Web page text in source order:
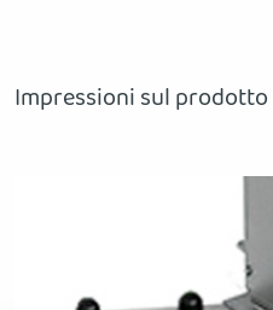
Impressioni sul prodotto